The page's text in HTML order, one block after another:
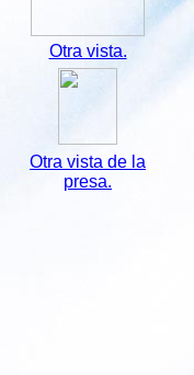
Otra vista.
Otra vista de la
presa.